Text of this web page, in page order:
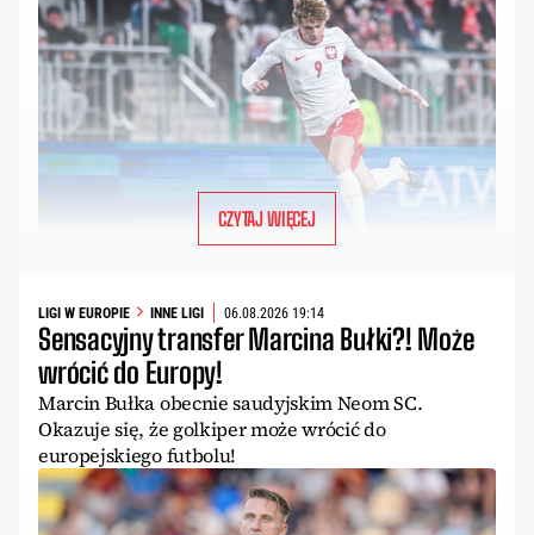
CZYTAJ WIĘCEJ
LIGI W EUROPIE INNE LIGI 06.08.2026 19:14
Sensacyjny transfer Marcina Bułki?! Może
wrócić do Europy!
Marcin Bułka obecnie saudyjskim Neom SC.
Okazuje się, że golkiper może wrócić do
europejskiego futbolu!